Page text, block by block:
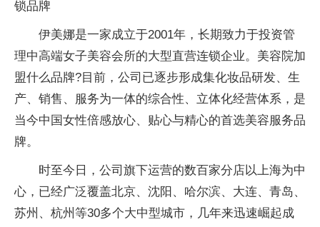
锁品牌
伊美娜是一家成立于2001年，长期致力于投资管
理中高端女子美容会所的大型直营连锁企业。美容院加
盟什么品牌?目前，公司已逐步形成集化妆品研发、生
产、销售、服务为一体的综合性、立体化经营体系，是
当今中国女性倍感放心、贴心与精心的首选美容服务品
牌。
时至今日，公司旗下运营的数百家分店以上海为中
心，已经广泛覆盖北京、沈阳、哈尔滨、大连、青岛、
苏州、杭州等30多个大中型城市，几年来迅速崛起成